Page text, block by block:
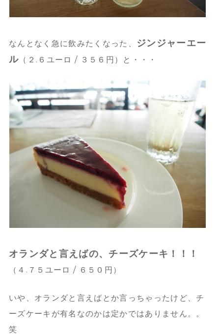
なんとなく急に飲みたくなった、
ジンジャーエー
ル （２.６ユーロ / ３５６円）と・・・
オランダと言えばの、 チーズケーキ！！！
（４.７５ユーロ / ６５０円）
いや、オランダと言えばとか言っちゃったけど、チ
ーズケーキが有名なのかは定かではありません。。
笑